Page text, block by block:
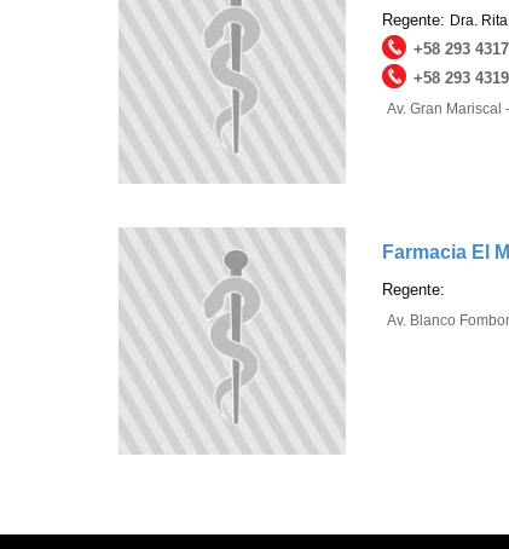
Regente: Dra.
+58 293
+58 293
Av. Gran Mariscal
Farmacia El
Regente:
Av. Blanco